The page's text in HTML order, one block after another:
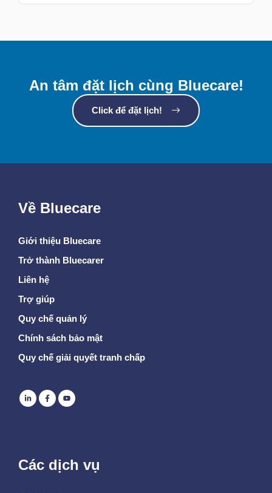
An tâm đặt lịch cùng Bluecare!
Click để đặt lịch!
Về Bluecare
Giới thiệu Bluecare
Trở thành Bluecarer
Liên hệ
Trợ giúp
Quy chế quản lý
Chính sách bảo mật
Quy chế giải quyết tranh chấp
Các dịch vụ